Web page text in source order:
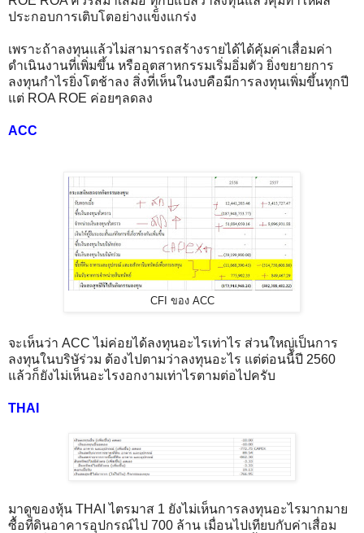
ประกอบการเติบโตอย่างแข็งแกร่ง
เพราะถ้าลงทุนแล้วไม่สามารถสร้างรายได้ได้คุ้มค่าเสื่อมค่า
ดำเนินงานที่เพิ่มขึ้น หรืออุตสาหกรรมเริ่มอิ่มตัว ยิ่งขยายการ
ลงทุนกำไรยิ่งโตช้าลง สิ่งที่เห็นในงบคือมีการลงทุนเพิ่มขึ้นทุกปี
แต่ ROA ROE ค่อยๆลดลง
ACC
CFI ของ ACC
จะเห็นว่า ACC ไม่ค่อยได้ลงทุนอะไรเท่าไร ส่วนใหญ่เป็นการ
ลงทุนในบริษัร่วม ต้องไปตามว่าลงทุนอะไร แต่ต่อนนี้ปี 2560
แล้วก็ยังไม่เห็นอะไรงอกงามเท่าไรตามต่อไปครับ
THAI
มาดูของหุ้น THAI ไตรมาส 1 ยังไม่เห็นการลงทุนอะไรมากมาย
ซื้อที่ดินอาคารอุปกรณ์ไป 700 ล้าน เมื่อนไปเทียบกับค่าเสื่อม